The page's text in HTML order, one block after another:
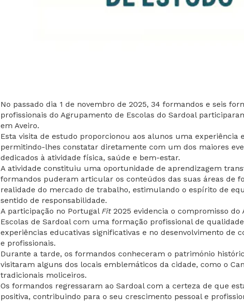
No passado dia 1 de novembro de 2025, 34 formandos e seis
profissionais do Agrupamento de Escolas do Sardoal
em Aveiro.
Esta visita de estudo proporcionou aos alunos uma experiência
permitindo-lhes constatar diretamente com um dos maiores
dedicados à atividade física, saúde e bem-estar.
A atividade constituiu uma oportunidade de aprendizagem
formandos puderam articular os conteúdos das suas áreas de
realidade do mercado de trabalho, estimulando o espírito de
sentido de responsabilidade.
A participação no Portugal Fit2025 evidencia o compromisso do
Escolas de Sardoal com uma formação profissional de
experiências educativas significativas e no desenvolvimento de
e profissionais.
Durante a tarde, os formandos conheceram o património
visitaram alguns dos locais emblemáticos da cidade, como o
tradicionais moliceiros.
Os formandos regressaram ao Sardoal com a certeza de que
positiva, contribuindo para o seu crescimento pessoal e